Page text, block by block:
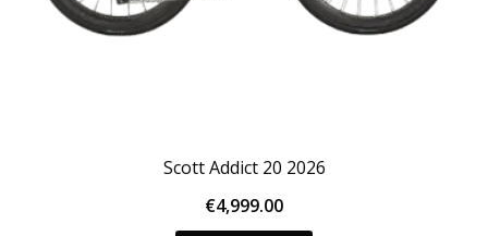
Scott Addict 20 2026
€4,999.00
Dit